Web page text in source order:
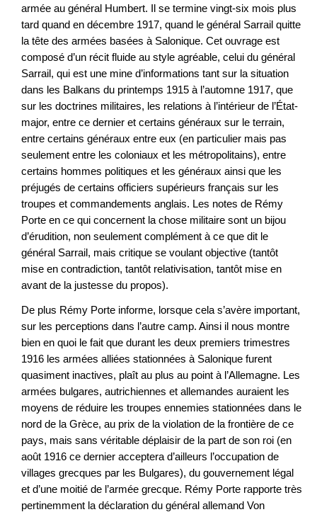
armée au général Humbert. Il se termine vingt-six mois plus
tard quand en décembre 1917, quand le général Sarrail quitte
la tête des armées basées à Salonique. Cet ouvrage est
composé d’un récit fluide au style agréable, celui du général
Sarrail, qui est une mine d’informations tant sur la situation
dans les Balkans du printemps 1915 à l’automne 1917, que
sur les doctrines militaires, les relations à l’intérieur de l’État-
major, entre ce dernier et certains généraux sur le terrain,
entre certains généraux entre eux (en particulier mais pas
seulement entre les coloniaux et les métropolitains), entre
certains hommes politiques et les généraux ainsi que les
préjugés de certains officiers supérieurs français sur les
troupes et commandements anglais. Les notes de Rémy
Porte en ce qui concernent la chose militaire sont un bijou
d’érudition, non seulement complément à ce que dit le
général Sarrail, mais critique se voulant objective (tantôt
mise en contradiction, tantôt relativisation, tantôt mise en
avant de la justesse du propos).
De plus Rémy Porte informe, lorsque cela s’avère important,
sur les perceptions dans l’autre camp. Ainsi il nous montre
bien en quoi le fait que durant les deux premiers trimestres
1916 les armées alliées stationnées à Salonique furent
quasiment inactives, plaît au plus au point à l’Allemagne. Les
armées bulgares, autrichiennes et allemandes auraient les
moyens de réduire les troupes ennemies stationnées dans le
nord de la Grèce, au prix de la violation de la frontière de ce
pays, mais sans véritable déplaisir de la part de son roi (en
août 1916 ce dernier acceptera d’ailleurs l’occupation de
villages grecques par les Bulgares), du gouvernement légal
et d’une moitié de l’armée grecque. Rémy Porte rapporte très
pertinemment la déclaration du général allemand Von